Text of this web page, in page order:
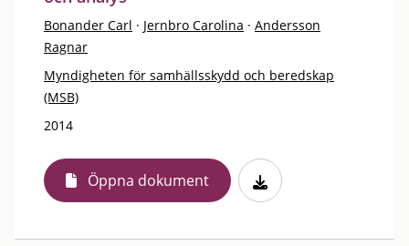
Bonander Carl · Jernbro Carolina · Andersson
Ragnar
Myndigheten för samhällsskydd och beredskap
(MSB)
2014
Öppna dokument